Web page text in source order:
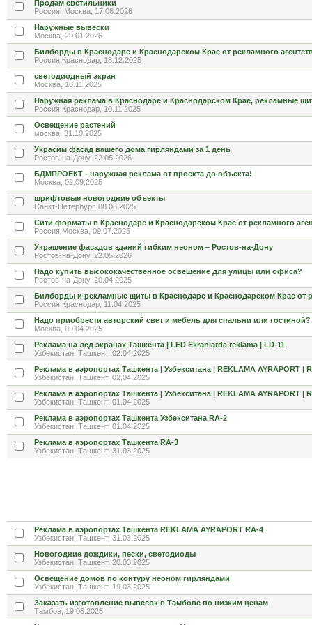
Продам светильники
Россия, Москва, 17.06.2026
Наружные вывески
Москва, 29.01.2026
Билборды в Краснодаре и Краснодарском Крае от рекламного
Россия,Краснодар, 18.12.2025
светодиодный экран
Москва, 18.11.2025
Наружная реклама в Краснодаре и Краснодарском Крае, рекламные
Россия,Краснодар, 10.11.2025
Освещение растений
москва, 31.10.2025
Украсим фасад вашего дома гирляндами за 1 день
Ростов-на-Дону, 22.05.2026
БДМПРОЕКТ - наружная реклама от проекта до объекта!
Москва, 02.09.2025
шрифтовые новогодние объекты
Санкт-Петербург, 08.08.2025
Сити форматы в Краснодаре и Краснодарском Крае от рекламного
Россия,Москва, 09.07.2025
Украшение фасадов зданий гибким неоном – Ростов-на-Дону
Ростов-на-Дону, 22.05.2026
Надо купить высококачественное освещение для улицы или офиса?
Ростов-на-Дону, 20.04.2025
Билборды и рекламные щиты в Краснодаре и Краснодарском Крае от
Россия,Краснодар, 11.04.2025
Надо приобрести авторский свет и мебель для спальни или гостиной?
Москва, 09.04.2025
Реклама на лед экранах Ташкента | LED Ekranlarda reklama | LD-11
Узбекистан, Ташкент, 02.04.2025
Реклама в аэропортах Ташкента | Узбекситана | REKLAMA AYRAPORT |
Узбекистан, Ташкент, 02.04.2025
Реклама в аэропортах Ташкента | Узбекситана | REKLAMA AYRAPORT |
Узбекистан, Ташкент, 01.04.2025
Реклама в аэропортах Ташкента Узбекситана RA-2
Узбекистан, Ташкент, 01.04.2025
Реклама в аэропортах Ташкента RA-3
Узбекистан, Ташкент, 31.03.2025
Реклама в аэропортах Ташкента REKLAMA AYRAPORT RA-4
Узбекистан, Ташкент, 31.03.2025
Новогодние дождики, пески, светодиоды
Узбекистан, Ташкент, 20.03.2025
Освещение домов по контуру неоном гирляндами
Узбекистан, Ташкент, 19.03.2025
Заказать изготовление вывесок в Тамбове по низким ценам
Тамбов, 19.03.2025